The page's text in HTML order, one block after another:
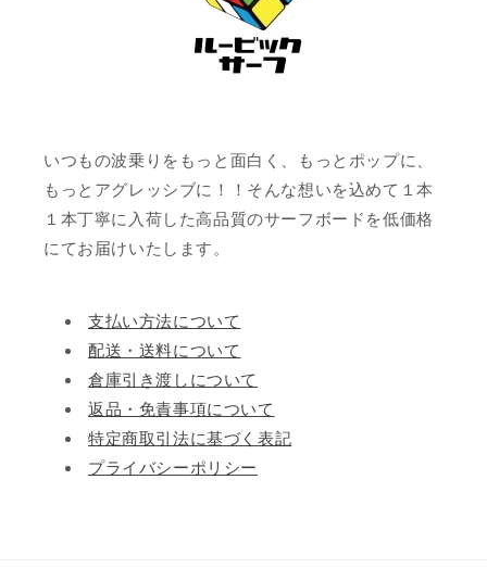
いつもの波乗りをもっと面白く、もっとポップに、
もっとアグレッシブに！！そんな想いを込めて１本
１本丁寧に入荷した高品質のサーフボードを低価格
にてお届けいたします。
支払い方法について
配送・送料について
倉庫引き渡しについて
返品・免責事項について
特定商取引法に基づく表記
プライバシーポリシー